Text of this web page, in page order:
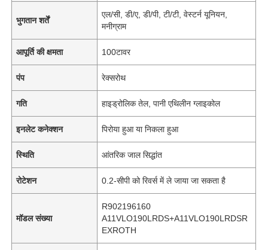
भुगतान शर्तें
एल/सी, डी/ए, डी/पी, टी/टी, वेस्टर्न यूनियन,
मनीग्राम
आपूर्ति की क्षमता 100टावर
पंप रेक्सरोथ
गति हाइड्रोलिक तेल, पानी एथिलीन ग्लाइकोल
इनलेट कनेक्शन पिरोया हुआ या निकला हुआ
स्थिति आंतरिक जाल सिद्धांत
रोटेशन 0.2-सीपी को रिवर्स में ले जाया जा सकता है
मॉडल संख्या
R902196160
A11VLO190LRDS+A11VLO190LRDSR
EXROTH